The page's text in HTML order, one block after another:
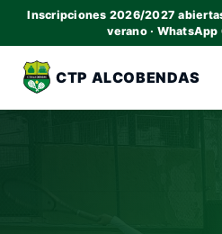
Inscripciones 2026/2027
verano ·
CTP ALCOBENDAS